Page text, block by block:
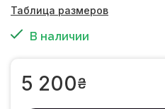
Таблица размеров
В наличии
5 200₴